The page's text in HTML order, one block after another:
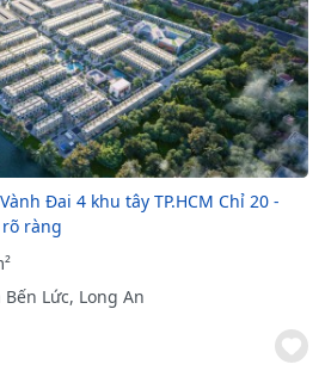
Đai 4 khu tây TP.HCM Chỉ 20 -
ràng
Bến Lức, Long An